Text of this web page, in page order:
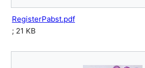
RegisterPabst.pdf
; 21 KB